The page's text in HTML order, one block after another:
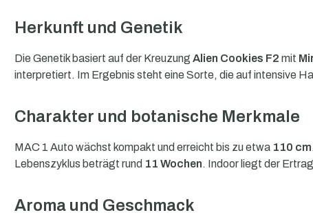
Herkunft und Genetik
Die Genetik basiert auf der Kreuzung Alien Cookies F2 mit
interpretiert. Im Ergebnis steht eine Sorte, die auf intensive
Charakter und botanische Merkmale
MAC 1 Auto wächst kompakt und erreicht bis zu etwa 110 cm
Lebenszyklus beträgt rund 11 Wochen. Indoor liegt der
Aroma und Geschmack